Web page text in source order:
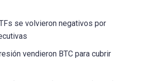
se volvieron negativos por
vendieron BTC para cubrir